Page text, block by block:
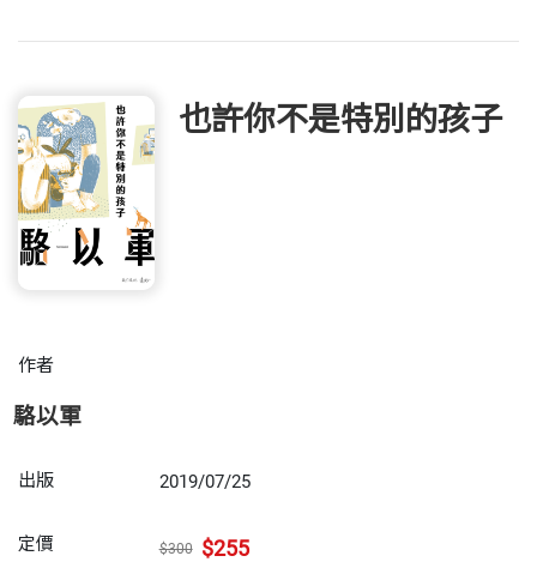
也許你不是特別的孩子
作者
駱以軍
出版 2019/07/25
定價 $300 $255